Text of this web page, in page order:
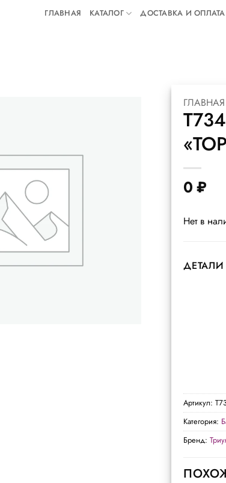
ГЛАВНАЯ КАТАЛОГ ДОСТАВКА И ОПЛАТА
ГЛАВНАЯ
0 ₽
Нет в
ДЕТАЛИ
Артикул:
Категория:
Бренд: